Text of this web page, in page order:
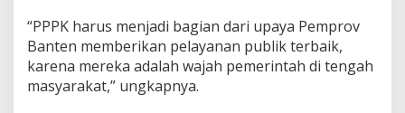
“PPPK harus menjadi bagian dari upaya Pemprov
Banten memberikan pelayanan publik terbaik,
karena mereka adalah wajah pemerintah di tengah
masyarakat,” ungkapnya.